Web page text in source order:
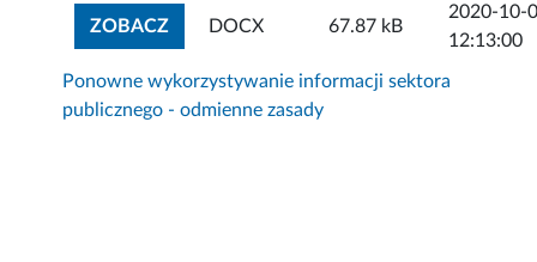
ZOBACZZOBACZ ZAŁĄCZNIK
DOCX 67.87 kB
2020-10-
12:13:00
Ponowne wykorzystywanie informacji sektora
publicznego - odmienne zasady